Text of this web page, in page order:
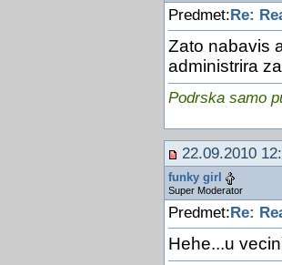
Predmet: Re:
Zato nabavis
administrira
Podrska samo
22.09.2010
funky girl
Super Moderator
Predmet:Re:
Hehe...u